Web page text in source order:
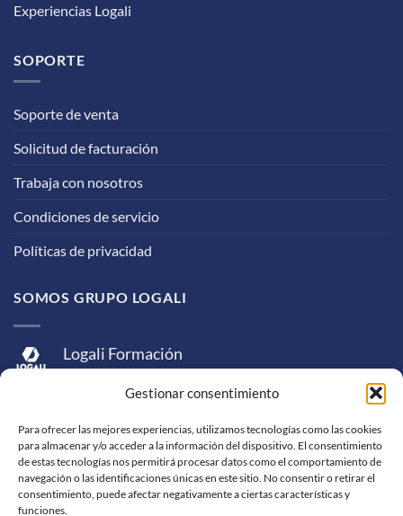
Gestionar consentimiento
Para ofrecer las mejores experiencias, utilizamos tecnologías como las cookies
para almacenar y/o acceder a la información del dispositivo. El consentimiento
de estas tecnologías nos permitirá procesar datos como el comportamiento de
navegación o las identificaciones únicas en este sitio. No consentir o retirar el
consentimiento, puede afectar negativamente a ciertas características y
funciones.
Experiencias Logali
SOPORTE
Soporte de venta
Solicitud de facturación
Trabaja con nosotros
Condiciones de servicio
Políticas de privacidad
SOMOS GRUPO LOGALI
Logali Formación
Logali Consultoría
Logali Ingeniería